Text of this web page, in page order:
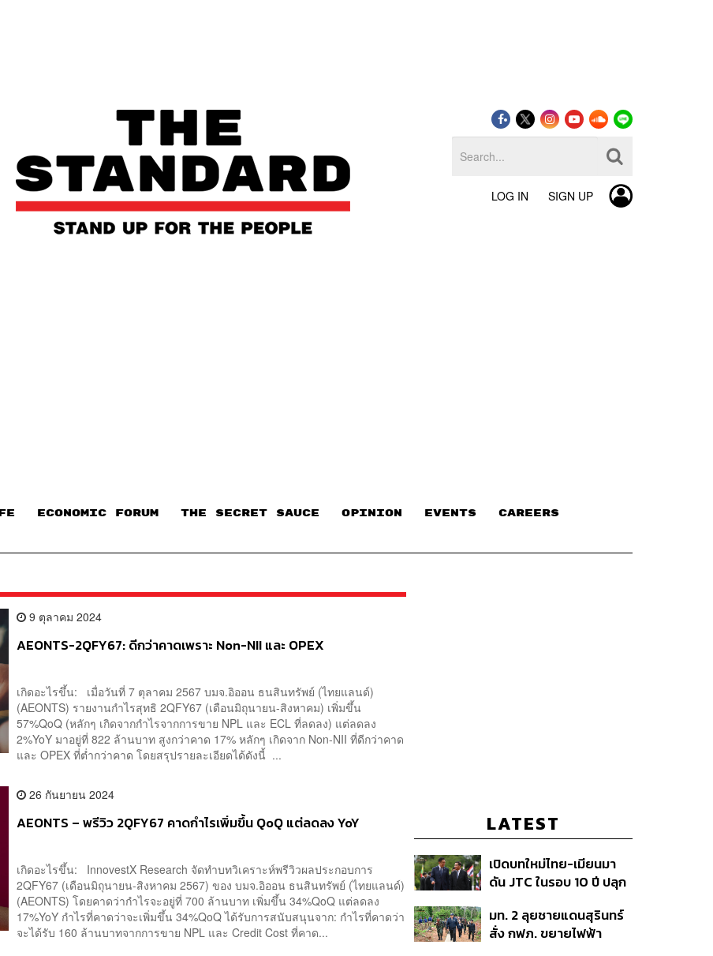
LOG IN SIGN UP
ECONOMIC FORUM THE SECRET SAUCE​ OPINION EVENTS CAREERS
9 ตุลาคม 2024
AEONTS-2QFY67: ดีกว่าคาดเพราะ Non-NII และ OPEX
เกิดอะไรขึ้น: เมื่อวันที่ 7 ตุลาคม 2567 บมจ.อิออน ธนสินทรัพย์ (ไทยแลนด์)
(AEONTS) รายงานกำไรสุทธิ 2QFY67 (เดือนมิถุนายน-สิงหาคม) เพิ่มขึ้น
57%QoQ (หลักๆ เกิดจากกำไรจากการขาย NPL และ ECL ที่ลดลง) แต่ลดลง
2%YoY มาอยู่ที่ 822 ล้านบาท สูงกว่าคาด 17% หลักๆ เกิดจาก Non-NII ที่ดีกว่าคาด
และ OPEX ที่ต่ำกว่าคาด โดยสรุปรายละเอียดได้ดังนี้ ...
26 กันยายน 2024
AEONTS – พรีวิว 2QFY67 คาดกำไรเพิ่มขึ้น QoQ แต่ลดลง YoY
เกิดอะไรขึ้น: InnovestX Research จัดทำบทวิเคราะห์พรีวิวผลประกอบการ
2QFY67 (เดือนมิถุนายน-สิงหาคม 2567) ของ บมจ.อิออน ธนสินทรัพย์ (ไทยแลนด์)
(AEONTS) โดยคาดว่ากำไรจะอยู่ที่ 700 ล้านบาท เพิ่มขึ้น 34%QoQ แต่ลดลง
17%YoY กำไรที่คาดว่าจะเพิ่มขึ้น 34%QoQ ได้รับการสนับสนุนจาก: กำไรที่คาดว่า
จะได้รับ 160 ล้านบาทจากการขาย NPL และ Credit Cost ที่คาด...
LATEST
เปิดบทใหม่ไทย-เมียนมา
ดัน JTC ในรอบ 10 ปี ปลุก
ชายแดน ท่าเรือน้ำลึก
ทวาย
มท. 2 ลุยชายแดนสุรินทร์
สั่ง กฟภ. ขยายไฟฟ้า